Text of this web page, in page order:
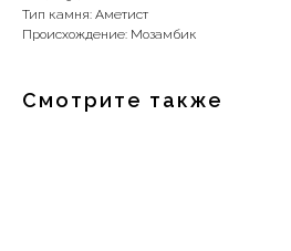
Тип камня: Аметист
Происхождение: Мозамбик
Смотрите также